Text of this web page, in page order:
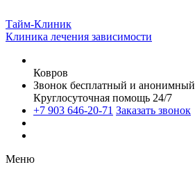
Тайм-Клиник
Клиника лечения зависимости
Ковров
Звонок бесплатный и анонимный
Круглосуточная помощь 24/7
+7 903 646-20-71 Заказать звонок
Меню